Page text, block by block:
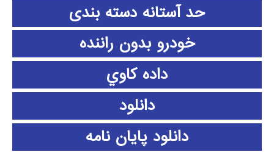
حد آستانه دسته بندی
خودرو بدون راننده
داده كاوي
دانلود
دانلود پايان نامه